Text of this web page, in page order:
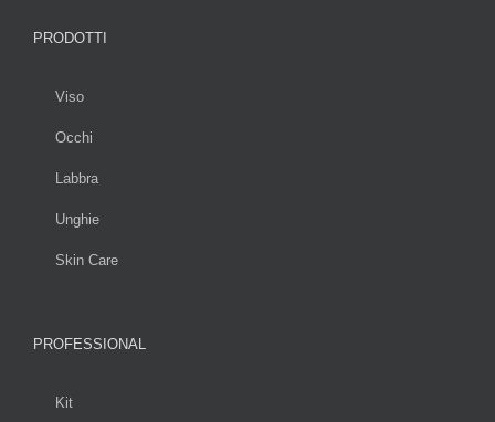
PRODOTTI
Viso
Occhi
Labbra
Unghie
Skin Care
PROFESSIONAL
Kit